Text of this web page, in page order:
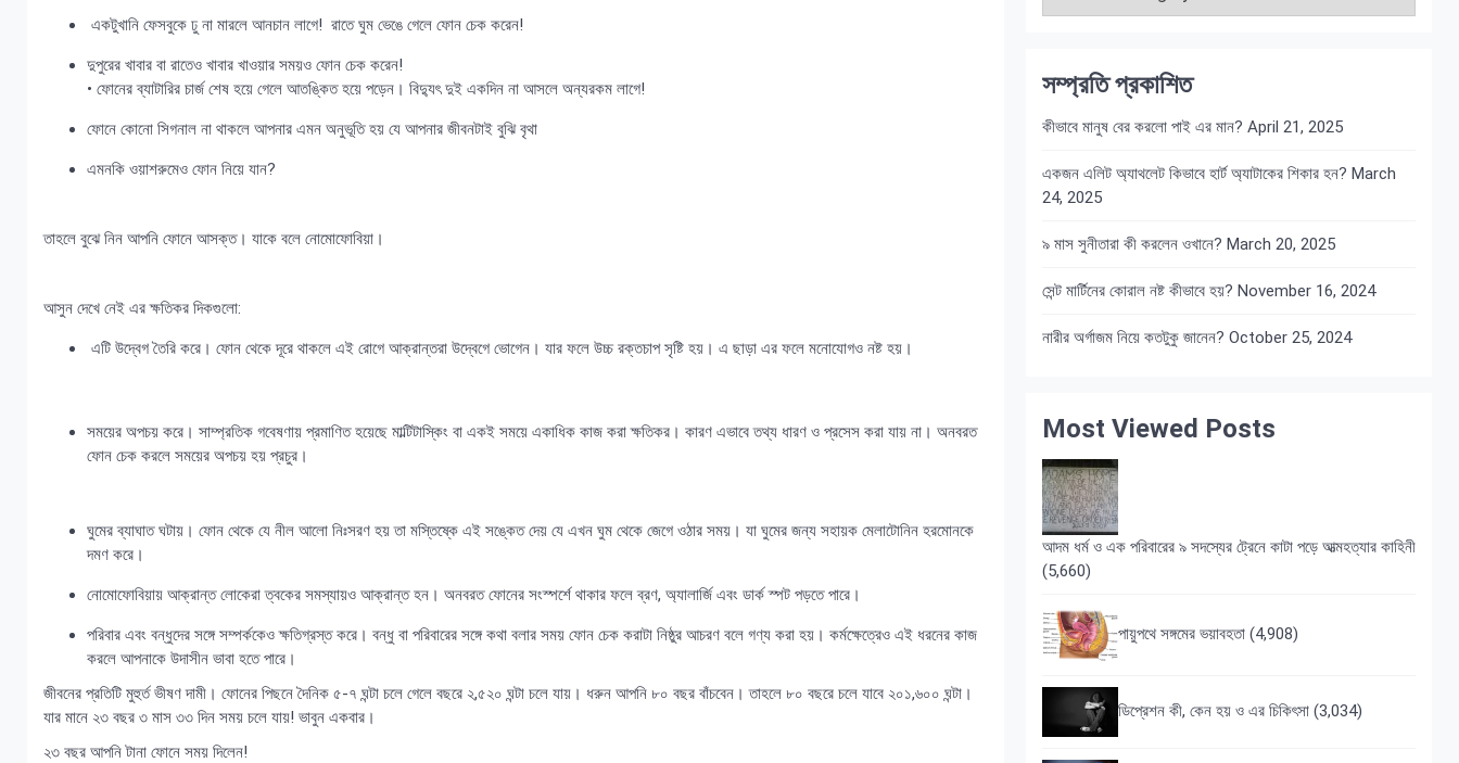
একটুখানি ফেসবুকে ঢু না মারলে আনচান লাগে! রাতে ঘুম ভেঙে গেলে ফোন চেক করেন!
দুপুরের খাবার বা রাতেও খাবার খাওয়ার সময়ও ফোন চেক করেন!
• ফোনের ব্যাটারির চার্জ শেষ হয়ে গেলে আতঙ্কিত হয়ে পড়েন। বিদ্যুৎ দুই একদিন না আসলে অন্যরকম লাগে!
ফোনে কোনো সিগনাল না থাকলে আপনার এমন অনুভূতি হয় যে আপনার জীবনটাই বুঝি বৃথা
এমনকি ওয়াশরুমেও ফোন নিয়ে যান?
তাহলে বুঝে নিন আপনি ফোনে আসক্ত। যাকে বলে নোমোফোবিয়া।
আসুন দেখে নেই এর ক্ষতিকর দিকগুলো:
এটি উদ্বেগ তৈরি করে। ফোন থেকে দূরে থাকলে এই রোগে আক্রান্তরা উদ্বেগে ভোগেন। যার ফলে উচ্চ রক্তচাপ সৃষ্টি হয়। এ ছাড়া এর ফলে মনোযোগও নষ্ট হয়।
সময়ের অপচয় করে। সাম্প্রতিক গবেষণায় প্রমাণিত হয়েছে মাল্টিটাস্কিং বা একই সময়ে একাধিক কাজ করা ক্ষতিকর। কারণ এভাবে তথ্য ধারণ ও প্রসেস করা যায় না। অনবরত
ফোন চেক করলে সময়ের অপচয় হয় প্রচুর।
ঘুমের ব্যাঘাত ঘটায়। ফোন থেকে যে নীল আলো নিঃসরণ হয় তা মস্তিষ্কে এই সঙ্কেত দেয় যে এখন ঘুম থেকে জেগে ওঠার সময়। যা ঘুমের জন্য সহায়ক মেলাটোনিন হরমোনকে
দমণ করে।
নোমোফোবিয়ায় আক্রান্ত লোকেরা ত্বকের সমস্যায়ও আক্রান্ত হন। অনবরত ফোনের সংস্পর্শে থাকার ফলে ব্রণ, অ্যালার্জি এবং ডার্ক স্পট পড়তে পারে।
পরিবার এবং বন্ধুদের সঙ্গে সম্পর্ককেও ক্ষতিগ্রস্ত করে। বন্ধু বা পরিবারের সঙ্গে কথা বলার সময় ফোন চেক করাটা নিষ্ঠুর আচরণ বলে গণ্য করা হয়। কর্মক্ষেত্রেও এই ধরনের কাজ
করলে আপনাকে উদাসীন ভাবা হতে পারে।
জীবনের প্রতিটি মুহুর্ত ভীষণ দামী। ফোনের পিছনে দৈনিক ৫-৭ ঘন্টা চলে গেলে বছরে ২,৫২০ ঘন্টা চলে যায়। ধরুন আপনি ৮০ বছর বাঁচবেন। তাহলে ৮০ বছরে চলে যাবে ২০১,৬০০ ঘন্টা।
যার মানে ২৩ বছর ৩ মাস ৩৩ দিন সময় চলে যায়! ভাবুন একবার।
২৩ বছর আপনি টানা ফোনে সময় দিলেন!
সম্প্রতি প্রকাশিত
কীভাবে মানুষ বের করলো পাই এর মান? April 21, 2025
একজন এলিট অ্যাথলেট কিভাবে হার্ট অ্যাটাকের শিকার হন? March
24, 2025
৯ মাস সুনীতারা কী করলেন ওখানে? March 20, 2025
সেন্ট মার্টিনের কোরাল নষ্ট কীভাবে হয়? November 16, 2024
নারীর অর্গাজম নিয়ে কতটুকু জানেন? October 25, 2024
Most Viewed Posts
আদম ধর্ম ও এক পরিবারের ৯ সদস্যের ট্রেনে কাটা পড়ে আত্মহত্যার কাহিনী
(5,660)
পায়ুপথে সঙ্গমের ভয়াবহতা (4,908)
ডিপ্রেশন কী, কেন হয় ও এর চিকিৎসা (3,034)